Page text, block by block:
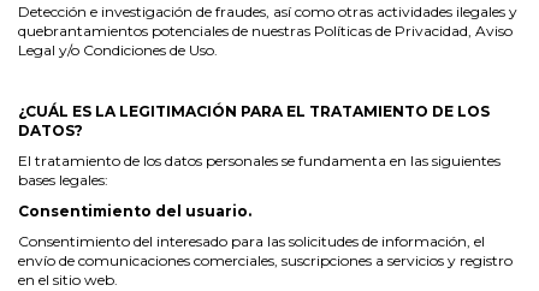
Detección e investigación de fraudes, así como otras actividades ilegales y
quebrantamientos potenciales de nuestras Políticas de Privacidad, Aviso
Legal y/o Condiciones de Uso.
¿CUÁL ES LA LEGITIMACIÓN PARA EL TRATAMIENTO DE LOS
DATOS?
El tratamiento de los datos personales se fundamenta en las siguientes
bases legales:
Consentimiento del usuario.
Consentimiento del interesado para las solicitudes de información, el
envío de comunicaciones comerciales, suscripciones a servicios y registro
en el sitio web.